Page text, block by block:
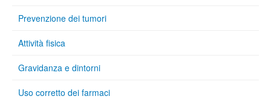
Prevenzione dei tumori
Attività fisica
Gravidanza e dintorni
Uso corretto dei farmaci